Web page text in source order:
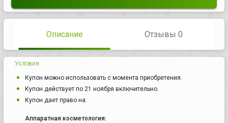
Описание Отзывы 0
Условия
Купон можно использовать с момента приобретения.
Купон действует по 21 ноября включительно.
Купон дает право на:
Аппаратная косметология: